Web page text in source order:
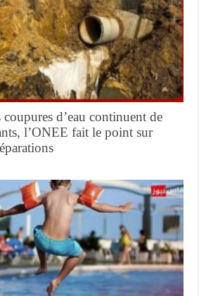
d’eau continuent de
l’ONEE fait le point sur